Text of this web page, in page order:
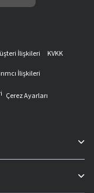
İlişkileri
KVKK
İlişkileri
Çerez Ayarları